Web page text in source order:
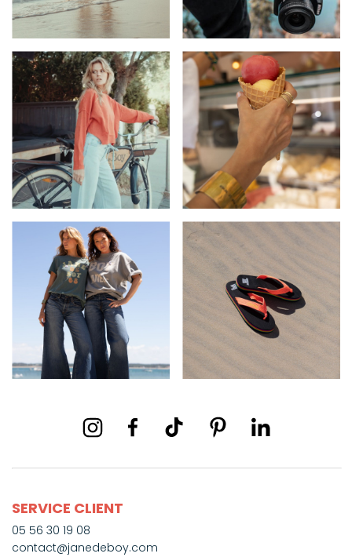
SERVICE CLIENT
05 56 30 19 08
contact@janedeboy.com